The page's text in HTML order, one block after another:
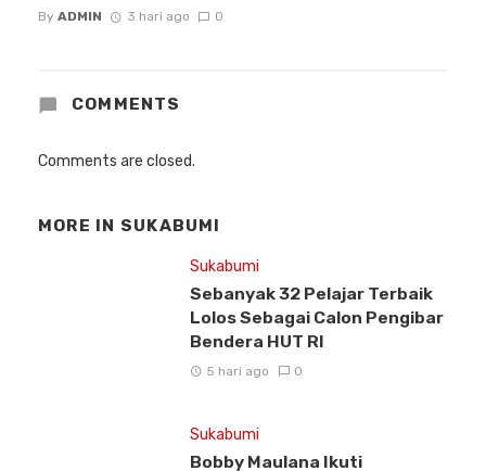
By ADMIN 3 hari ago 0
COMMENTS
Comments are closed.
MORE IN SUKABUMI
Sukabumi
Sebanyak 32 Pelajar Terbaik
Lolos Sebagai Calon Pengibar
Bendera HUT RI
5 hari ago 0
Sukabumi
Bobby Maulana Ikuti